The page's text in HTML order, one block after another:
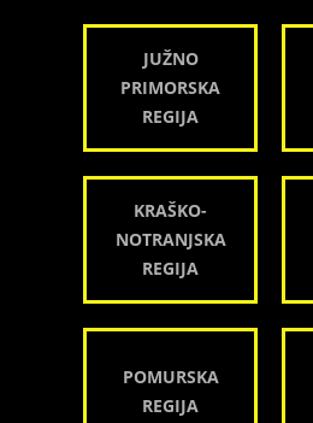
JUŽNO
PRIMORSKA
REGIJA
KRAŠKO-
NOTRANJSKA
REGIJA
POMURSKA
REGIJA